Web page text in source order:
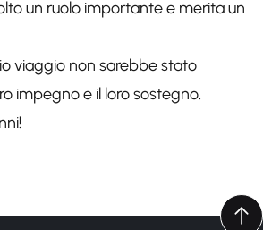
un ruolo importante e merita un
viaggio non sarebbe stato
impegno e il loro sostegno.